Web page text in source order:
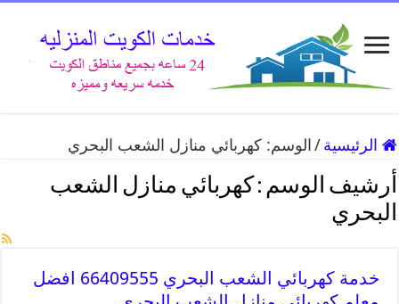
الرئيسية / الوسم:كهربائي منازل الشعب البحري
أرشيف الوسم : كهربائي منازل الشعب
البحري
خدمة كهربائي الشعب البحري 66409555 افضل